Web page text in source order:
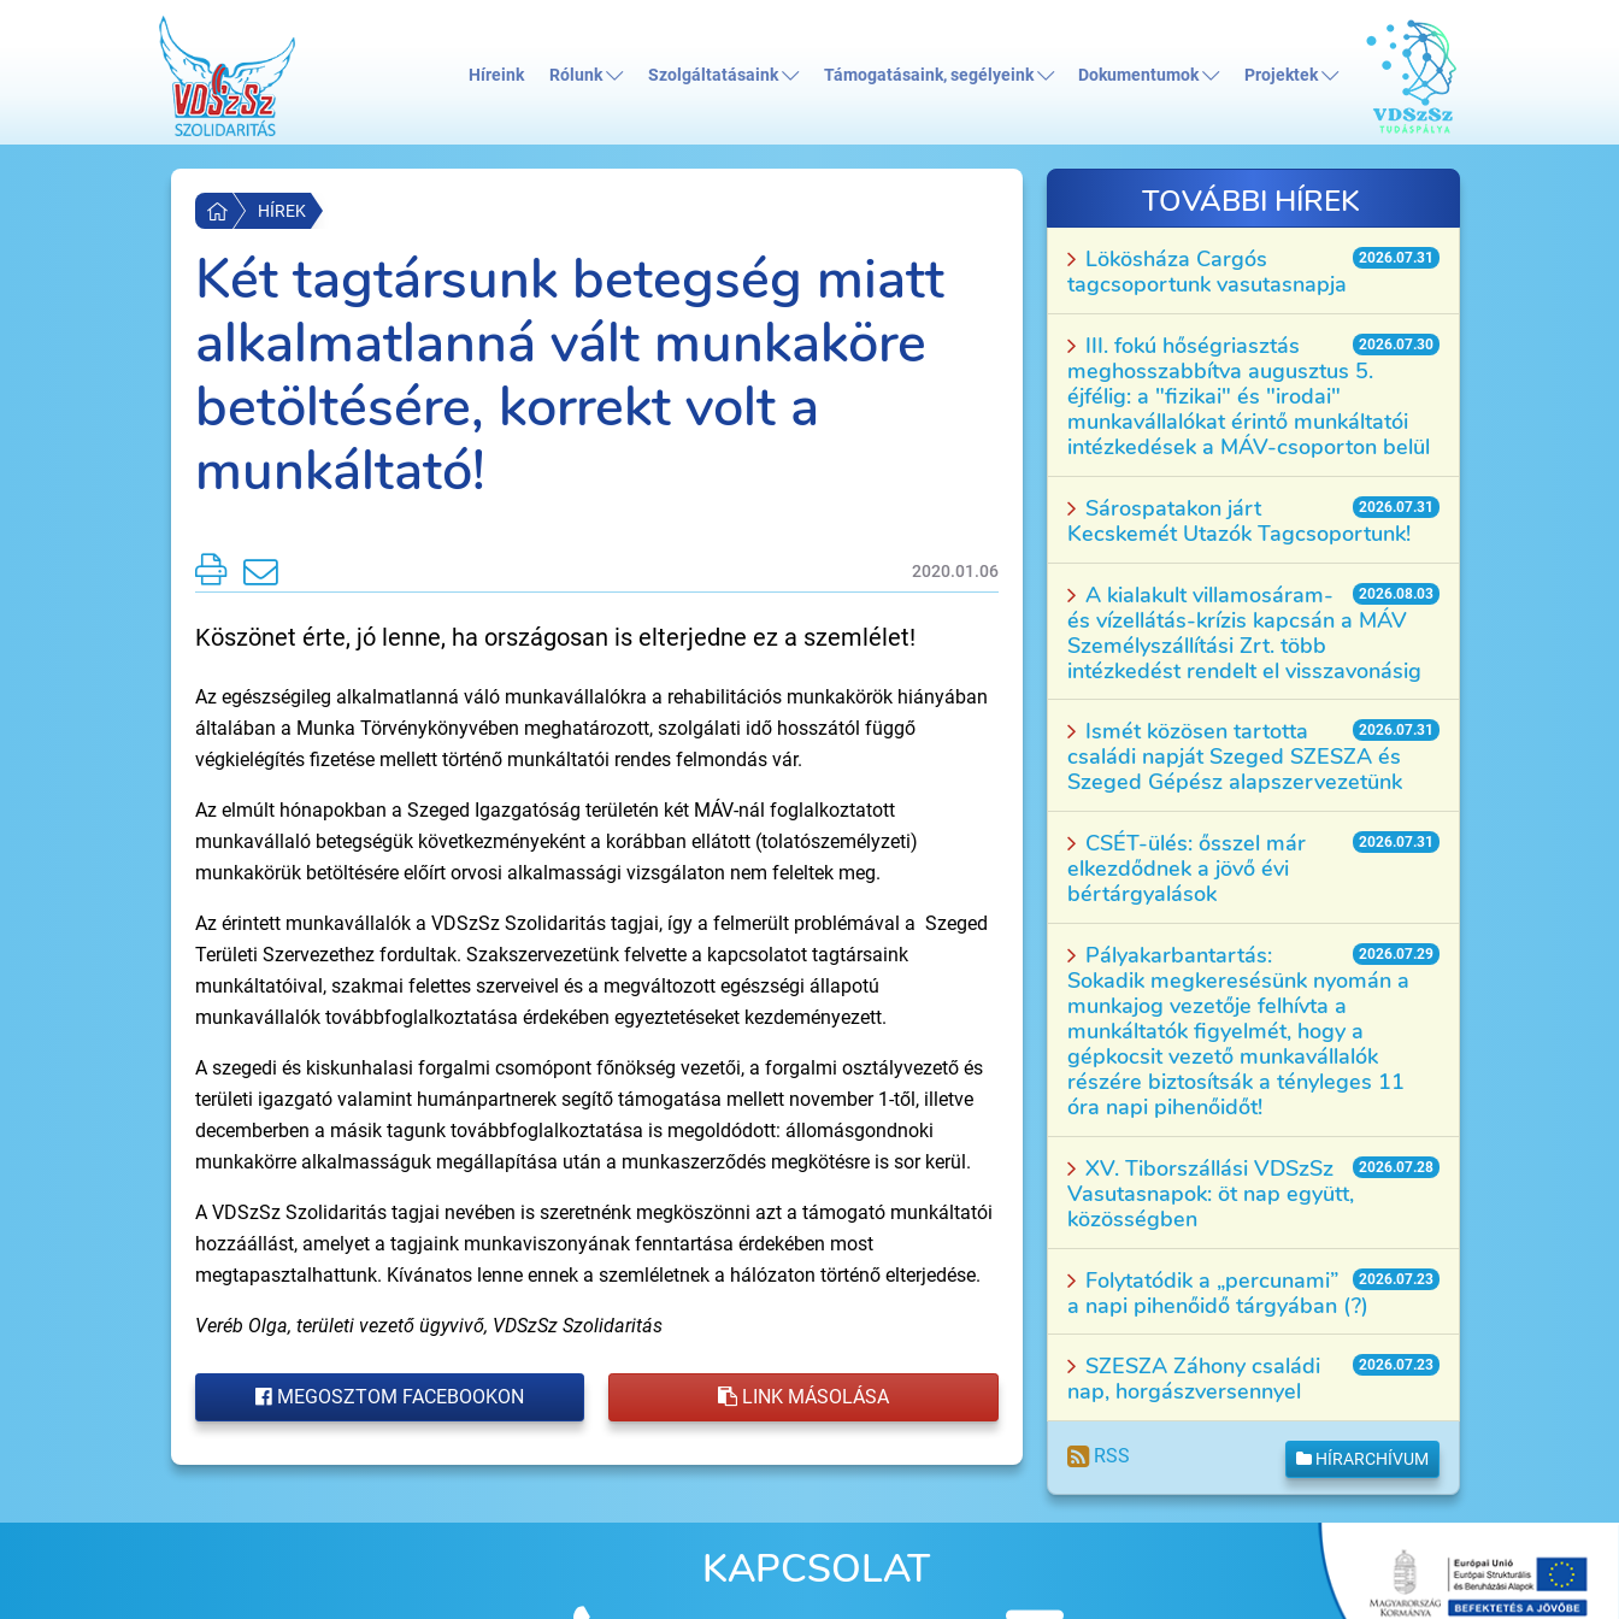
Híreink Rólunk Szolgáltatásaink Támogatásaink, segélyeink Dokumentumok Projektek
HÍREK
Két tagtársunk betegség miatt
alkalmatlanná vált munkaköre
betöltésére, korrekt volt a
munkáltató!
2020.01.06
Köszönet érte, jó lenne, ha országosan is elterjedne ez a szemlélet!
Az egészségileg alkalmatlanná váló munkavállalókra a rehabilitációs munkakörök hiányában
általában a Munka Törvénykönyvében meghatározott, szolgálati idő hosszától függő
végkielégítés fizetése mellett történő munkáltatói rendes felmondás vár.
Az elmúlt hónapokban a Szeged Igazgatóság területén két MÁV-nál foglalkoztatott
munkavállaló betegségük következményeként a korábban ellátott (tolatószemélyzeti)
munkakörük betöltésére előírt orvosi alkalmassági vizsgálaton nem feleltek meg.
Az érintett munkavállalók a VDSzSz Szolidaritás tagjai, így a felmerült problémával a Szeged
Területi Szervezethez fordultak. Szakszervezetünk felvette a kapcsolatot tagtársaink
munkáltatóival, szakmai felettes szerveivel és a megváltozott egészségi állapotú
munkavállalók továbbfoglalkoztatása érdekében egyeztetéseket kezdeményezett.
A szegedi és kiskunhalasi forgalmi csomópont főnökség vezetői, a forgalmi osztályvezető és
területi igazgató valamint humánpartnerek segítő támogatása mellett november 1-től, illetve
decemberben a másik tagunk továbbfoglalkoztatása is megoldódott: állomásgondnoki
munkakörre alkalmasságuk megállapítása után a munkaszerződés megkötésre is sor kerül.
A VDSzSz Szolidaritás tagjai nevében is szeretnénk megköszönni azt a támogató munkáltatói
hozzáállást, amelyet a tagjaink munkaviszonyának fenntartása érdekében most
megtapasztalhattunk. Kívánatos lenne ennek a szemléletnek a hálózaton történő elterjedése.
Veréb Olga, területi vezető ügyvivő, VDSzSz Szolidaritás
MEGOSZTOM FACEBOOKON LINK MÁSOLÁSA
TOVÁBBI HÍREK
2026.07.31
Lökösháza Cargós
tagcsoportunk vasutasnapja
2026.07.30
III. fokú hőségriasztás
meghosszabbítva augusztus 5.
éjfélig: a "fizikai" és "irodai"
munkavállalókat érintő munkáltatói
intézkedések a MÁV-csoporton belül
2026.07.31
Sárospatakon járt
Kecskemét Utazók Tagcsoportunk!
2026.08.03
A kialakult villamosáram-
és vízellátás-krízis kapcsán a MÁV
Személyszállítási Zrt. több
intézkedést rendelt el visszavonásig
2026.07.31
Ismét közösen tartotta
családi napját Szeged SZESZA és
Szeged Gépész alapszervezetünk
2026.07.31
CSÉT-ülés: ősszel már
elkezdődnek a jövő évi
bértárgyalások
2026.07.29
Pályakarbantartás:
Sokadik megkeresésünk nyomán a
munkajog vezetője felhívta a
munkáltatók figyelmét, hogy a
gépkocsit vezető munkavállalók
részére biztosítsák a tényleges 11
óra napi pihenőidőt!
2026.07.28
XV. Tiborszállási VDSzSz
Vasutasnapok: öt nap együtt,
közösségben
2026.07.23
Folytatódik a „percunami”
a napi pihenőidő tárgyában (?)
2026.07.23
SZESZA Záhony családi
nap, horgászversennyel
RSS HÍRARCHÍVUM
KAPCSOLAT